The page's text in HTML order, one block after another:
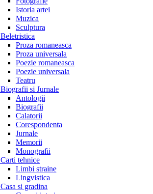
Istoria artei
Muzica
Sculptura
Beletristica
Proza romaneasca
Proza universala
Poezie romaneasca
Poezie universala
Teatru
Biografii si Jurnale
Antologii
Biografii
Calatorii
Corespondenta
Jurnale
Memorii
Monografii
Carti tehnice
Limbi straine
Lingvistica
Casa si gradina